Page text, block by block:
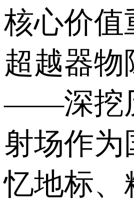
核心价值
超越器物
——深挖
射场作为
忆地标、